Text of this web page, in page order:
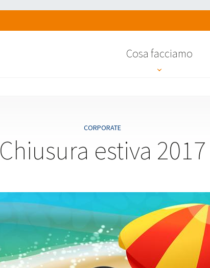
Cosa facciamo
CORPORATE
Chiusura estiva 2017